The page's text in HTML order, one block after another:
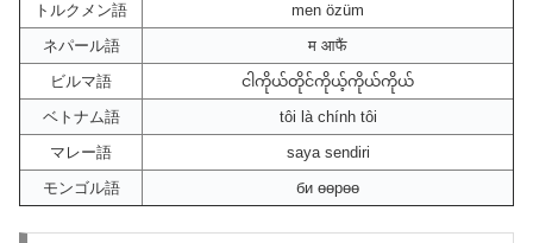
トルクメン語
men özüm
ネパール語
म आफैं
ビルマ語
ငါကိုယ်တိုင်ကိုယ့်ကိုယ်ကိုယ်
ベトナム語
tôi là chính tôi
マレー語
saya sendiri
モンゴル語
би өөрөө